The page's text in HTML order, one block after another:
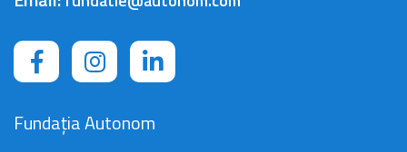
Fundația Autonom